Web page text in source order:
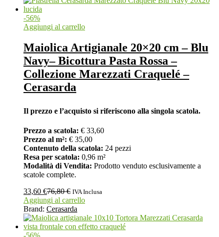
-56%
Aggiungi al carrello
Maiolica Artigianale 20×20 cm – Blu
Navy– Bicottura Pasta Rossa –
Collezione Marezzati Craquelé –
Cerasarda
Il prezzo e l’acquisto si riferiscono alla singola scatola.
Prezzo a scatola: € 33,60
Prezzo al m²: € 35,00
Contenuto della scatola: 24 pezzi
Resa per scatola: 0,96 m²
Modalità di Vendita: Prodotto venduto esclusivamente a
scatole complete.
33,60 €76,80€ IVA Inclusa
Aggiungi al carrello
Brand: Cerasarda